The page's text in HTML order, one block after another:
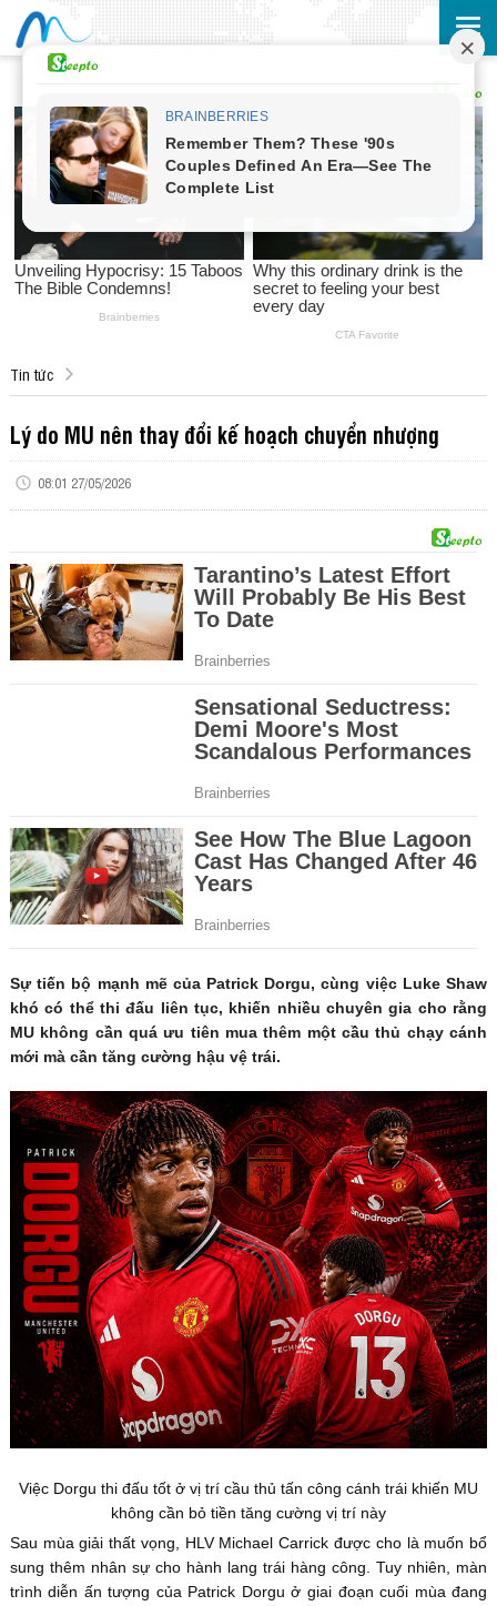
Tin tức
Lý do MU nên thay đổi kế hoạch chuyển nhượng
08:01 27/05/2026
Sự tiến bộ mạnh mẽ của Patrick Dorgu, cùng việc Luke Shaw
khó có thể thi đấu liên tục, khiến nhiều chuyên gia cho rằng
MU không cần quá ưu tiên mua thêm một cầu thủ chạy cánh
mới mà cần tăng cường hậu vệ trái.
Việc Dorgu thi đấu tốt ở vị trí cầu thủ tấn công cánh trái khiến MU
không cần bỏ tiền tăng cường vị trí này
Sau mùa giải thất vọng, HLV Michael Carrick được cho là muốn bổ
sung thêm nhân sự cho hành lang trái hàng công. Tuy nhiên, màn
trình diễn ấn tượng của Patrick Dorgu ở giai đoạn cuối mùa đang